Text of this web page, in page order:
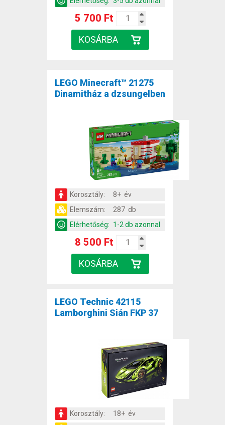
5 700 Ft
LEGO Minecraft™ 21275
Dinamitház a dzsungelben
Korosztály:
8+ év
Elemszám:
287 db
Elérhetőség: 1-2 db azonnal
8 500 Ft
LEGO Technic 42115
Lamborghini Sián FKP 37
Korosztály:
18+ év